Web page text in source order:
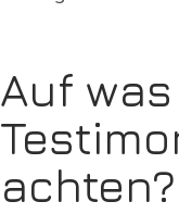
Auf
achten?